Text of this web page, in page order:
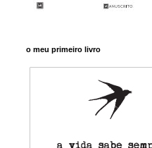
o meu primeiro livro